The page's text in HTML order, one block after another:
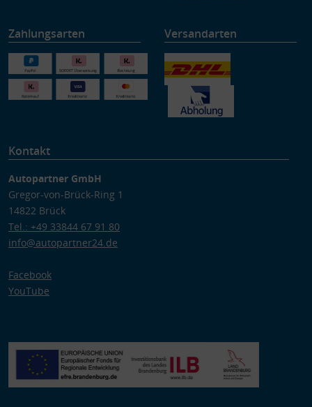
Zahlungsarten Versandarten
Kontakt
Autopartner GmbH
Gregor-von-Brück-Ring 1
14822 Brück
Tel.: +49 33844 67 91 80
info@autopartner24.de
Facebook
YouTube